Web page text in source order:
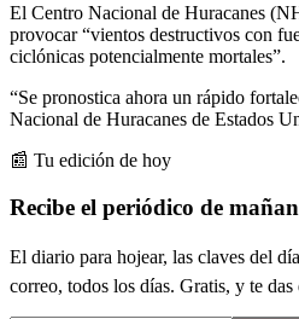
El Centro Nacional de Huracanes
provocar “vientos destructivos con
ciclónicas potencialmente mortales”.
“Se pronostica ahora un rápido
Nacional de Huracanes de Estados
📰 Tu edición de hoy
Recibe el periódico de
El diario para hojear, las claves del
correo, todos los días. Gratis, y te